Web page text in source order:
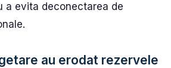
a evita deconectarea de
au erodat rezervele